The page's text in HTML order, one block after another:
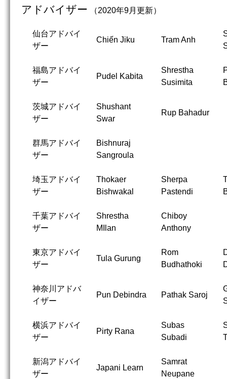
アドバイザー （2020年9月更新）
仙台アドバイ
ザー
Chiến Jiku Tram Anh
福島アドバイ
ザー
Pudel Kabita
Shrestha
Susimita
茨城アドバイ
ザー
Shushant
Swar
Rup Bahadur
群馬アドバイ
ザー
Bishnuraj
Sangroula
埼玉アドバイ
ザー
Thokaer
Bishwakal
Sherpa
Pastendi
千葉アドバイ
ザー
Shrestha
MIlan
Chiboy
Anthony
東京アドバイ
ザー
Tula Gurung
Rom
Budhathoki
神奈川アドバ
イザー
Pun Debindra Pathak Saroj
横浜アドバイ
ザー
Pirty Rana
Subas
Subadi
新潟アドバイ
ザー
Japani Learn
Samrat
Neupane